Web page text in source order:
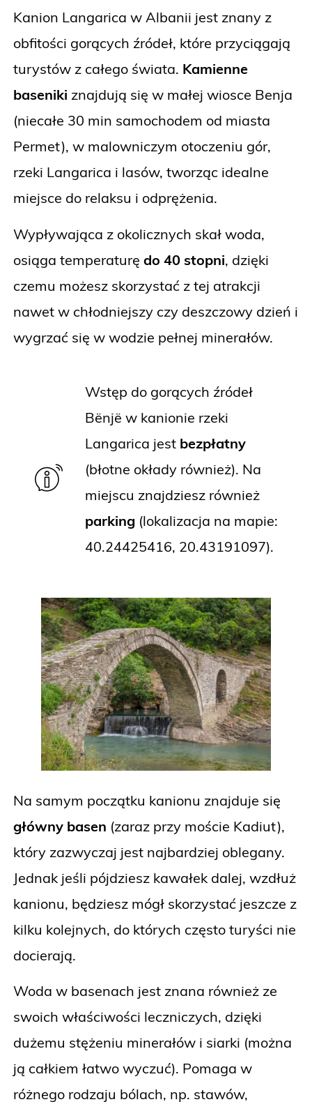
Kanion Langarica w Albanii jest znany z
obfitości gorących źródeł, które przyciągają
turystów z całego świata. Kamienne
baseniki znajdują się w małej wiosce Benja
(niecałe 30 min samochodem od miasta
Permet), w malowniczym otoczeniu gór,
rzeki Langarica i lasów, tworząc idealne
miejsce do relaksu i odprężenia.
Wypływająca z okolicznych skał woda,
osiąga temperaturę do 40 stopni, dzięki
czemu możesz skorzystać z tej atrakcji
nawet w chłodniejszy czy deszczowy dzień i
wygrzać się w wodzie pełnej minerałów.
Wstęp do gorących źródeł
Bënjë w kanionie rzeki
Langarica jestbezpłatny
(błotne okłady również). Na
miejscu znajdziesz również
parking (lokalizacja na mapie:
40.24425416, 20.43191097).
Na samym początku kanionu znajduje się
główny basen (zaraz przy moście Kadiut),
który zazwyczaj jest najbardziej oblegany.
Jednak jeśli pójdziesz kawałek dalej, wzdłuż
kanionu, będziesz mógł skorzystać jeszcze z
kilku kolejnych, do których często turyści nie
docierają.
Woda w basenach jest znana również ze
swoich właściwości leczniczych, dzięki
dużemu stężeniu minerałów i siarki (można
ją całkiem łatwo wyczuć). Pomaga w
różnego rodzaju bólach, np. stawów,